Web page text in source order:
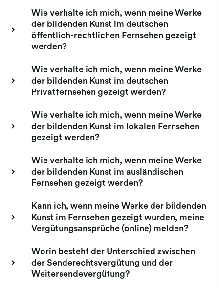
Passwort anfordern
Vertrag ändern
Vertrag kündigen
Verlage & Bildagenturen
Berufsgruppenversammlungen
Mitgliederversammlung
Elektronische Abstimmung
(Mitgliederversammlung)
Ausschüttungen
Reproduktion Kunst
Folgerecht Kunst & Fotografie
Opt-out-Datenbank
Wie verhalte ich mich, wenn meine Werke
der bildenden Kunst im deutschen
öffentlich-rechtlichen Fernsehen gezeigt
werden?
Wie verhalte ich mich, wenn meine Werke
der bildenden Kunst im deutschen
Privatfernsehen gezeigt werden?
Wie verhalte ich mich, wenn meine Werke
der bildenden Kunst im lokalen Fernsehen
gezeigt werden?
Wie verhalte ich mich, wenn meine Werke
der bildenden Kunst im ausländischen
Fernsehen gezeigt werden?
Kann ich, wenn meine Werke der bildenden
Kunst im Fernsehen gezeigt wurden, meine
Vergütungsansprüche (online) melden?
Worin besteht der Unterschied zwischen
der Senderechtsvergütung und der
Weitersendevergütung?